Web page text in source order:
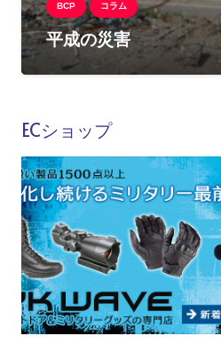
BCP コラム
平成の災害
ECショップ